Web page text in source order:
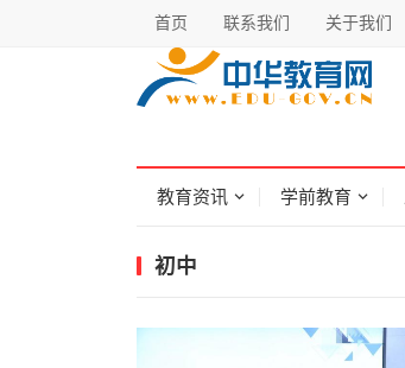
首页 联系我们 关于我们
教育资讯 学前教育
初中